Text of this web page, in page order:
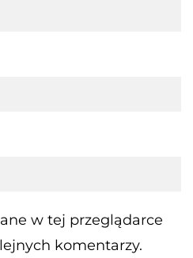
w tej przeglądarce
komentarzy.